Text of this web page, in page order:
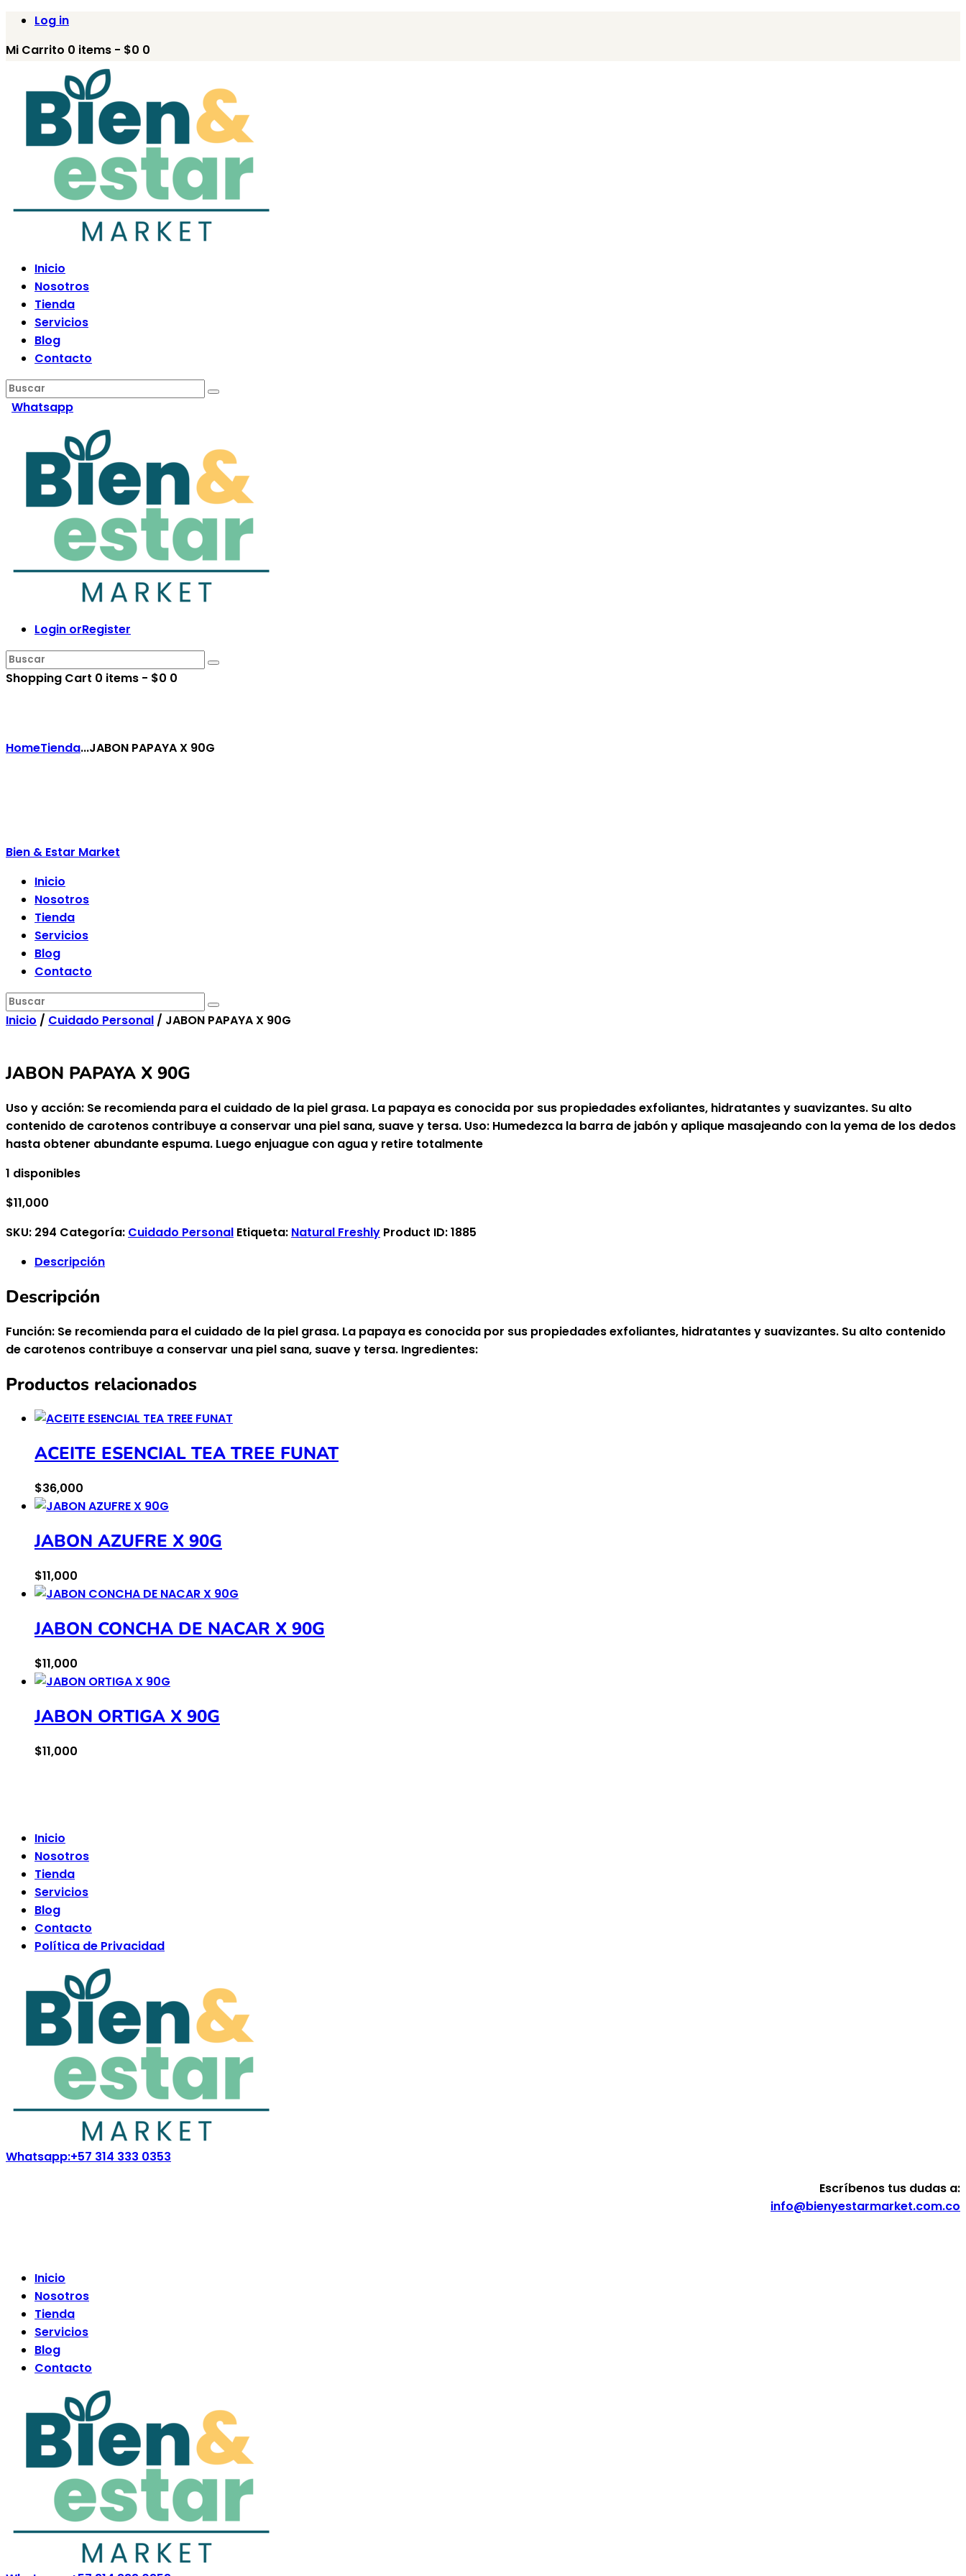
Log in
Mi Carrito 0 items - $0 0
Inicio
Nosotros
Tienda
Servicios
Blog
Contacto
Whatsapp
Login orRegister
Shopping Cart 0 items - $0 0
HomeTienda...JABON PAPAYA X 90G
Bien & Estar Market
Inicio
Nosotros
Tienda
Servicios
Blog
Contacto
Inicio / Cuidado Personal / JABON PAPAYA X 90G
JABON PAPAYA X 90G
Uso y acción: Se recomienda para el cuidado de la piel grasa. La papaya es conocida por sus propiedades exfoliantes, hidratantes y suavizantes. Su alto
contenido de carotenos contribuye a conservar una piel sana, suave y tersa. Uso: Humedezca la barra de jabón y aplique masajeando con la yema de los dedos
hasta obtener abundante espuma. Luego enjuague con agua y retire totalmente
1 disponibles
$11,000
SKU: 294 Categoría: Cuidado Personal Etiqueta: Natural Freshly Product ID:1885
Descripción
Descripción
Función: Se recomienda para el cuidado de la piel grasa. La papaya es conocida por sus propiedades exfoliantes, hidratantes y suavizantes. Su alto contenido
de carotenos contribuye a conservar una piel sana, suave y tersa. Ingredientes:
Productos relacionados
ACEITE ESENCIAL TEA TREE FUNAT
$36,000
JABON AZUFRE X 90G
$11,000
JABON CONCHA DE NACAR X 90G
$11,000
JABON ORTIGA X 90G
$11,000
Inicio
Nosotros
Tienda
Servicios
Blog
Contacto
Política de Privacidad
Whatsapp:+57 314 333 0353
Escríbenos tus dudas a:
info@bienyestarmarket.com.co
Inicio
Nosotros
Tienda
Servicios
Blog
Contacto